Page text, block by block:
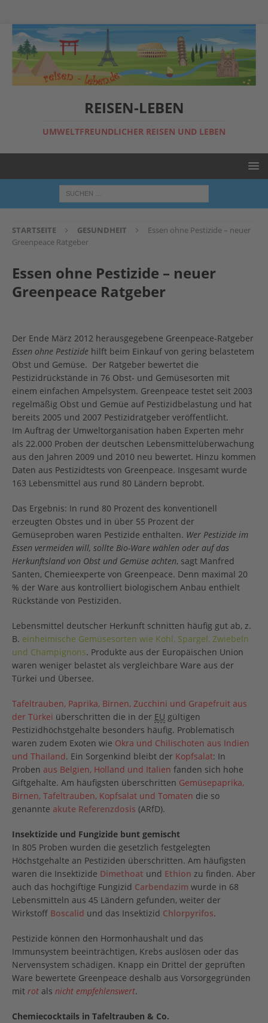
REISEN-LEBEN
UMWELTFREUNDLICHER REISEN UND LEBEN
STARTSEITE GESUNDHEIT
Essen ohne Pestizide – neuer
Greenpeace Ratgeber
Essen ohne Pestizide – neuer
Greenpeace Ratgeber
Der Ende März 2012 herausgegebene Greenpeace-Ratgeber
Essen ohne Pestizide hilft beim Einkauf von gering belastetem
Obst und Gemüse. Der Ratgeber bewertet die
Pestizidrückstände in 76 Obst- und Gemüsesorten mit
einem einfachen Ampelsystem. Greenpeace testet seit 2003
regelmäßig Obst und Gemüe auf Pestizidbelastung und hat
bereits 2005 und 2007 Pestizidratgeber veröffentlicht.
Im Auftrag der Umweltorganisation haben Experten mehr
als 22.000 Proben der deutschen Lebensmittelüberwachung
aus den Jahren 2009 und 2010 neu bewertet. Hinzu kommen
Daten aus Pestizidtests von Greenpeace. Insgesamt wurde
163 Lebensmittel aus rund 80 Ländern beprobt.
Das Ergebnis: In rund 80 Prozent des konventionell
erzeugten Obstes und in über 55 Prozent der
Gemüseproben waren Pestizide enthalten. Wer Pestizide im
Essen vermeiden will, sollte Bio-Ware wählen oder auf das
Herkunftsland von Obst und Gemüse achten, sagt Manfred
Santen, Chemieexperte von Greenpeace. Denn maximal 20
% der Ware aus kontrolliert biologischem Anbau enthielt
Rückstände von Pestiziden.
Lebensmittel deutscher Herkunft schnitten häufig gut ab, z.
B. einheimische Gemüsesorten wie Kohl, Spargel, Zwiebeln
und Champignons. Produkte aus der Europäischen Union
waren weniger belastet als vergleichbare Ware aus der
Türkei und Übersee.
Tafeltrauben, Paprika, Birnen, Zucchini und Grapefruit aus
der Türkei überschritten die in der EU gültigen
Pestizidhöchstgehalte besonders häufig. Problematisch
waren zudem Exoten wie Okra und Chilischoten aus Indien
und Thailand. Ein Sorgenkind bleibt der Kopfsalat: In
Proben aus Belgien, Holland und Italien fanden sich hohe
Giftgehalte. Am häufigsten überschritten Gemüsepaprika,
Birnen, Tafeltrauben, Kopfsalat und Tomaten die so
genannte akute Referenzdosis (ARfD).
Insektizide und Fungizide bunt gemischt
In 805 Proben wurden die gesetzlich festgelegten
Höchstgehalte an Pestiziden überschritten. Am häufigsten
waren die Insektizide Dimethoat und Ethion zu finden. Aber
auch das hochgiftige Fungizid Carbendazim wurde in 68
Lebensmitteln aus 45 Ländern gefunden, weiter der
Wirkstoff Boscalid und das Insektizid Chlorpyrifos.
Pestizide können den Hormonhaushalt und das
Immunsystem beeinträchtigen, Krebs auslösen oder das
Nervensystem schädigen. Knapp ein Drittel der geprüften
Ware bewertete Greenpeace deshalb aus Vorsorgegründen
mit rot als nicht empfehlenswert.
Chemiecocktails in Tafeltrauben & Co.